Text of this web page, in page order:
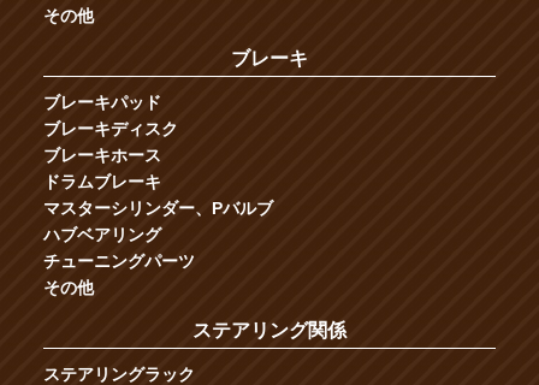
その他
ブレーキ
ブレーキパッド
ブレーキディスク
ブレーキホース
ドラムブレーキ
マスターシリンダー、Pバルブ
ハブベアリング
チューニングパーツ
その他
ステアリング関係
ステアリングラック